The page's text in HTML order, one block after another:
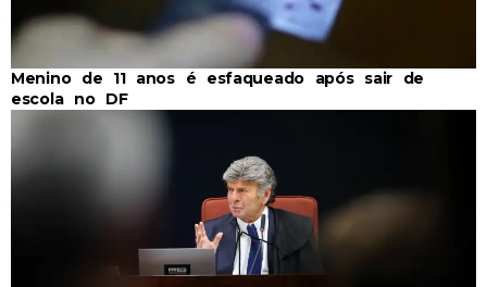
Menino de 11 anos é esfaqueado após sair de
escola no DF